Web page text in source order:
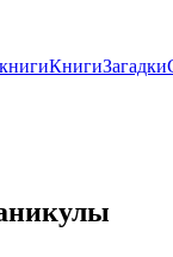
КнигиЗагадки